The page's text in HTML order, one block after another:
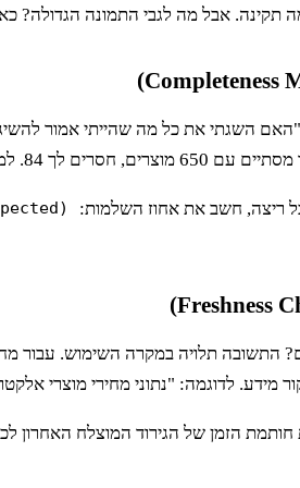
תקינה. אבל מה לגבי התמונה הגדולה?
אולי חלק מהמוצרים נחסמו על ידי
ריצה, חשב את אחוז השלמות: (items_scraped / items_expected) * 100
המוצלח האחרון לכל אתר הוא כלי קריטי. אם עברו יותר מ-24 שעות,